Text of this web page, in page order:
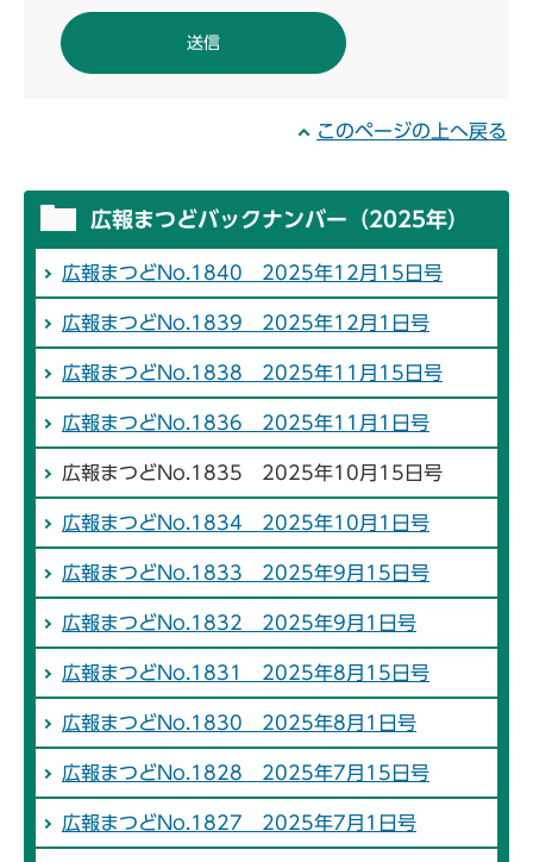
このページの上へ戻る
広報まつどバックナンバー（2025年）
広報まつどNo.1840 2025年12月15日号
広報まつどNo.1839 2025年12月1日号
広報まつどNo.1838 2025年11月15日号
広報まつどNo.1836 2025年11月1日号
広報まつどNo.1835 2025年10月15日号
広報まつどNo.1834 2025年10月1日号
広報まつどNo.1833 2025年9月15日号
広報まつどNo.1832 2025年9月1日号
広報まつどNo.1831 2025年8月15日号
広報まつどNo.1830 2025年8月1日号
広報まつどNo.1828 2025年7月15日号
広報まつどNo.1827 2025年7月1日号